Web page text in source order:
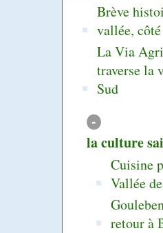
Brève
vallée,
La Via
traverse la
Sud
-
la culture
Cuisine
Vallée
retour à